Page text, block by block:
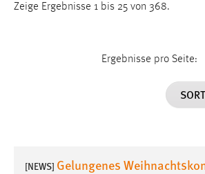
Zeige Ergebnisse 1 bis 25 von 368.
Ergebnisse pro Seite:
[NEWS] Gelungenes
Einverständnis
cookie_consent
Dieser Cookie speichert die